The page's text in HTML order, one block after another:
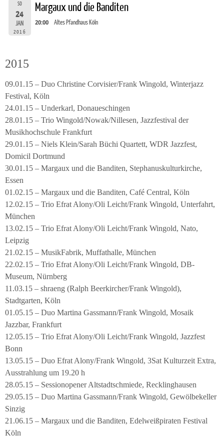
SO
24
JAN
2016
Margaux und die Banditen
20:00 Altes Pfandhaus Köln
2015
09.01.15 – Duo Christine Corvisier/Frank Wingold, Winterjazz
Festival, Köln
24.01.15 – Underkarl, Donaueschingen
28.01.15 – Trio Wingold/Nowak/Nillesen, Jazzfestival der
Musikhochschule Frankfurt
29.01.15 – Niels Klein/Sarah Büchi Quartett, WDR Jazzfest,
Domicil Dortmund
30.01.15 – Margaux und die Banditen, Stephanuskulturkirche,
Essen
01.02.15 – Margaux und die Banditen, Café Central, Köln
12.02.15 – Trio Efrat Alony/Oli Leicht/Frank Wingold, Unterfahrt,
München
13.02.15 – Trio Efrat Alony/Oli Leicht/Frank Wingold, Nato,
Leipzig
21.02.15 – MusikFabrik, Muffathalle, München
22.02.15 – Trio Efrat Alony/Oli Leicht/Frank Wingold, DB-
Museum, Nürnberg
11.03.15 – shraeng (Ralph Beerkircher/Frank Wingold),
Stadtgarten, Köln
01.05.15 – Duo Martina Gassmann/Frank Wingold, Mosaik
Jazzbar, Frankfurt
12.05.15 – Trio Efrat Alony/Oli Leicht/Frank Wingold, Jazzfest
Bonn
13.05.15 – Duo Efrat Alony/Frank Wingold, 3Sat Kulturzeit Extra,
Ausstrahlung um 19.20 h
28.05.15 – Sessionopener Altstadtschmiede, Recklinghausen
29.05.15 – Duo Martina Gassmann/Frank Wingold, Gewölbekeller
Sinzig
21.06.15 – Margaux und die Banditen, Edelweißpiraten Festival
Köln